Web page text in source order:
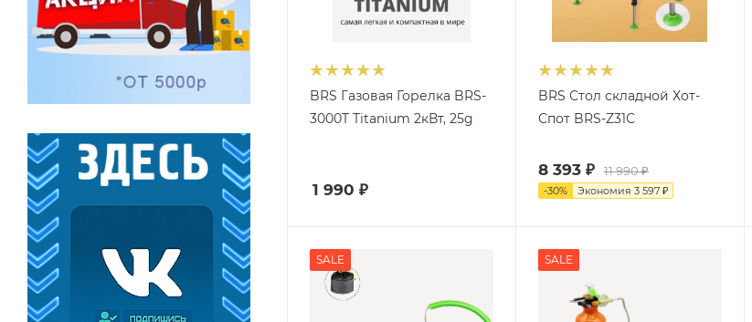
BRS Газовая Горелка BRS-
3000T Titanium 2кВт, 25g
1 990 ₽
BRS Стол складной Хот-
Спот BRS-Z31С
8 393₽ 11 990₽
-30% Экономия 3 597₽
SALE SALE